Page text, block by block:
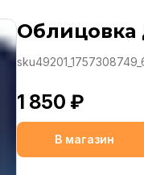
Облицовка
1 850 ₽
В магазин